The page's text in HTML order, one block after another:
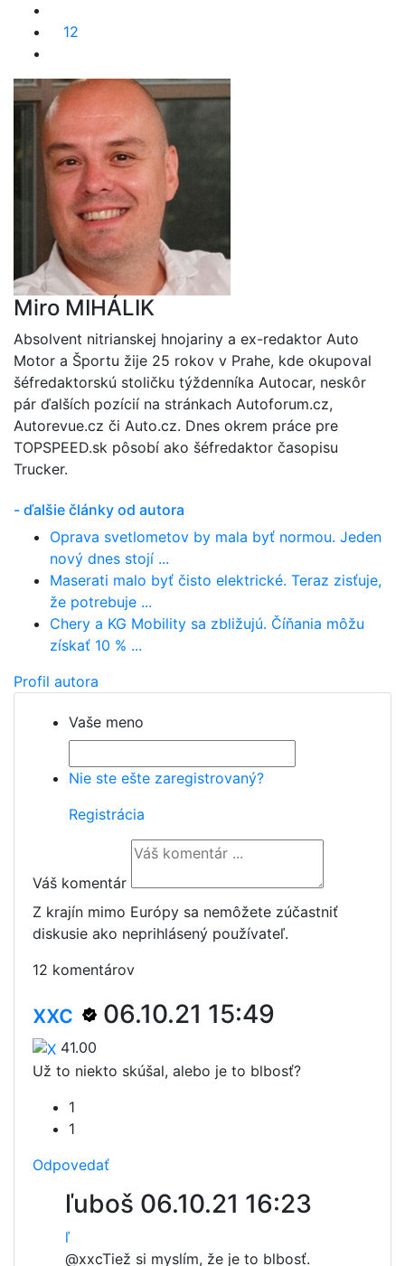
12
Miro MIHÁLIK
Absolvent nitrianskej hnojariny a ex-redaktor Auto
Motor a Športu žije 25 rokov v Prahe, kde okupoval
šéfredaktorskú stoličku týždenníka Autocar, neskôr
pár ďalších pozícií na stránkach Autoforum.cz,
Autorevue.cz či Auto.cz. Dnes okrem práce pre
TOPSPEED.sk pôsobí ako šéfredaktor časopisu
Trucker.
- ďalšie články od autora
Oprava svetlometov by mala byť normou. Jeden
nový dnes stojí ...
Maserati malo byť čisto elektrické. Teraz zisťuje,
že potrebuje ...
Chery a KG Mobility sa zbližujú. Číňania môžu
získať 10 % ...
Profil autora
Vaše meno
Nie ste ešte zaregistrovaný?
Registrácia
Váš komentár
Z krajín mimo Európy sa nemôžete zúčastniť
diskusie ako neprihlásený používateľ.
12 komentárov
xxc 06.10.21 15:49
41.00
Už to niekto skúšal, alebo je to blbosť?
1
1
Odpovedať
ľuboš 06.10.21 16:23
ľ
@xxcTiež si myslím, že je to blbosť.